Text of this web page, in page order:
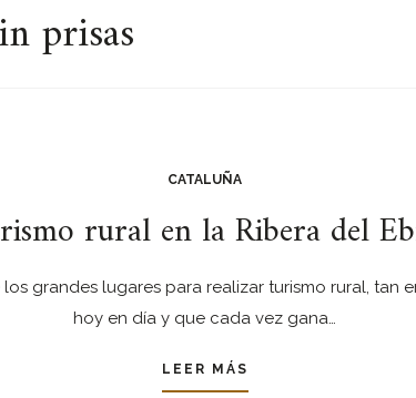
prisas
CATALUÑA
rural en la Ribera del
grandes lugares para realizar turismo rural, tan
hoy en día y que cada vez gana…
LEER MÁS